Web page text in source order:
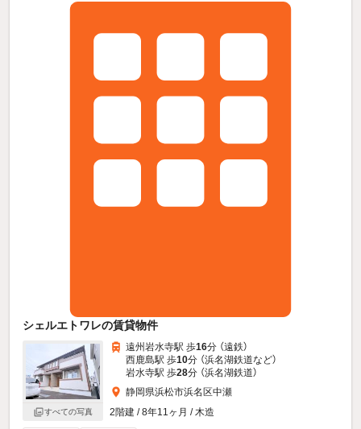
シェルエトワレの賃貸物件
すべての写真
遠州岩水寺駅 歩16分 （遠鉄）
西鹿島駅 歩10分 （浜名湖鉄道など）
岩水寺駅 歩28分 （浜名湖鉄道）
静岡県浜松市浜名区中瀬
2階建 / 8年11ヶ月 / 木造